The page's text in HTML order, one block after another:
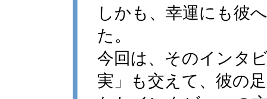
しかも、幸運にも彼
た。
今回は、そのインタ
実」も交えて、彼の